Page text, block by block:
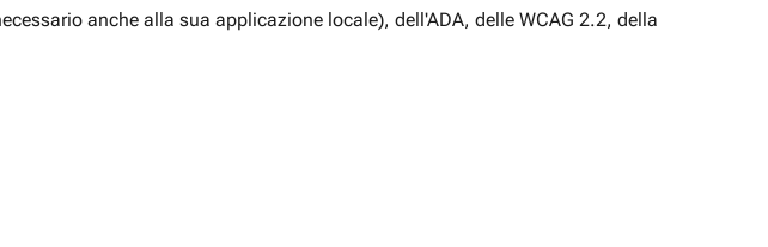
anche alla sua applicazione locale), dell'ADA, delle WCAG 2.2, della